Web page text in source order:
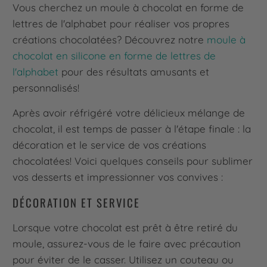
Vous cherchez un moule à chocolat en forme de
lettres de l'alphabet pour réaliser vos propres
créations chocolatées? Découvrez notre moule à
chocolat en silicone en forme de lettres de
l'alphabet pour des résultats amusants et
personnalisés!
Après avoir réfrigéré votre délicieux mélange de
chocolat, il est temps de passer à l'étape finale : la
décoration et le service de vos créations
chocolatées! Voici quelques conseils pour sublimer
vos desserts et impressionner vos convives :
DÉCORATION ET SERVICE
Lorsque votre chocolat est prêt à être retiré du
moule, assurez-vous de le faire avec précaution
pour éviter de le casser. Utilisez un couteau ou